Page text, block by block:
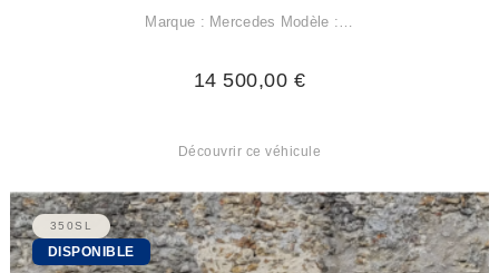
Marque : Mercedes Modèle :…
14 500,00 €
Découvrir ce véhicule
350SL
DISPONIBLE